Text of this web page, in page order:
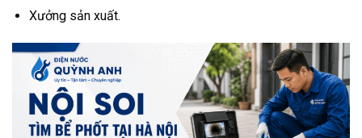
Xưởng sản xuất.